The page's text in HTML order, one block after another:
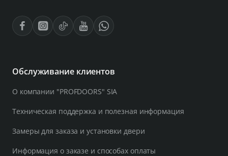
Обслуживание клиентов
О компании "PROFDOORS" SIA
Техническая поддержка и полезная информация
Замеры для заказа и установки двери
Информация о заказе и способах оплаты